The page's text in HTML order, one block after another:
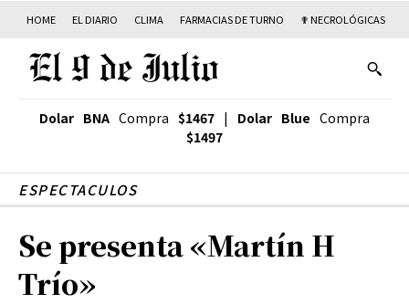
HOME EL DIARIO CLIMA FARMACIAS DE TURNO ✟ NECROLÓGICAS
Dolar BNA Compra $1467 | Dolar Blue Compra
$1497
ESPECTACULOS
Se presenta «Martín H
Trío»